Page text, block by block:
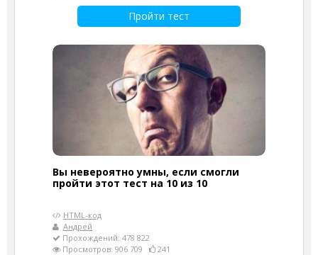
Пройти тест
Вы невероятно умны, если смогли
пройти этот тест на 10 из 10
HTML-код
Андрей
Прохождений: 478 822
Просмотров: 906 709
241